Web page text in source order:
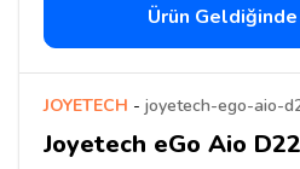
Ürün
JOYETECH - joyetech-ego-aio-
Joyetech eGo Aio